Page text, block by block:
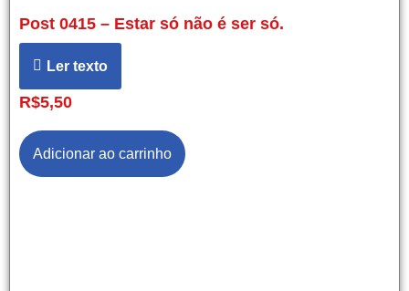
Post 0415 – Estar só não é ser só.
Ler texto
R$5,50
Adicionar ao carrinho